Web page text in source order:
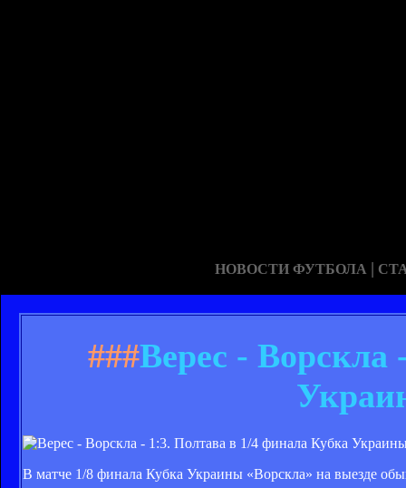
НОВОСТИ ФУТБОЛА |
###Верес - Ворскла
В матче 1/8 финала Кубка Украины «Ворскла» на выезде